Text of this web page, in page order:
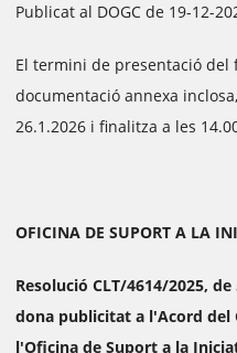
Publicat al DOGC de 19-12-
El termini de presentació del
documentació annexa
26.1.2026 i finalitza a les
OFICINA DE SUPORT A LA
Resolució CLT/4614/2025,
dona publicitat a l'Acord del
l'Oficina de Suport a la